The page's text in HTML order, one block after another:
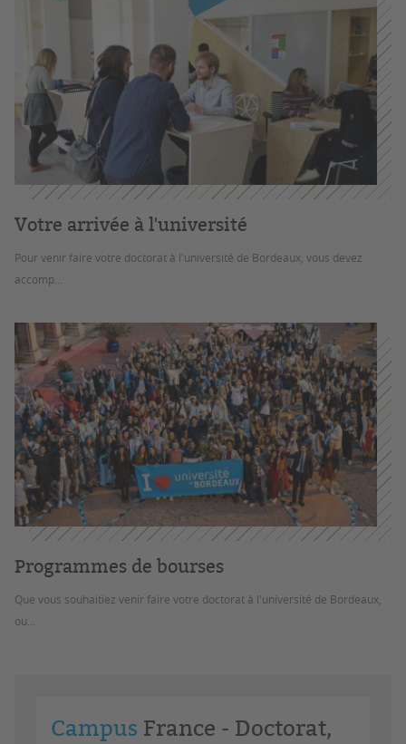
Votre arrivée à l'université
Pour venir faire votre doctorat à l'université de Bordeaux, vous devez
accomp...
Programmes de bourses
Que vous souhaitiez venir faire votre doctorat à l'université de Bordeaux,
ou...
Campus France - Doctorat,